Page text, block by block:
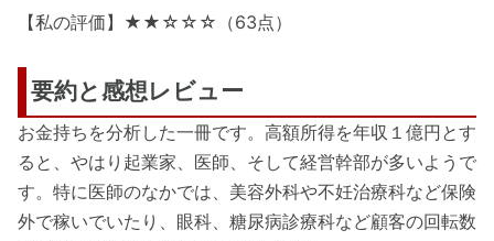
【私の評価】★★☆☆☆（63点）
要約と感想レビュー
お金持ちを分析した一冊です。高額所得を年収１億円とす
ると、やはり起業家、医師、そして経営幹部が多いようで
す。特に医師のなかでは、美容外科や不妊治療科など保険
外で稼いでいたり、眼科、糖尿病診療科など顧客の回転数